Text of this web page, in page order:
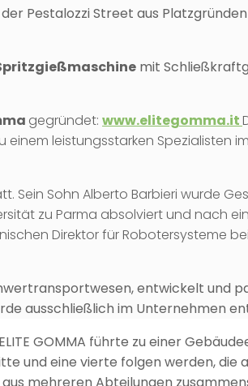
Pestalozzi Street aus
mit
gegründet: www.elitegomma.it
leistungsstarken Spezialisten
Sein Sohn Alberto Barbieri wurde
zu Parma absolviert und nach
Direktor für Robotersysteme
entwickelt und
ausschließlich im Unternehmen
GOMMA führte zu einer
und eine vierte folgen werden, die
mehreren Abteilungen